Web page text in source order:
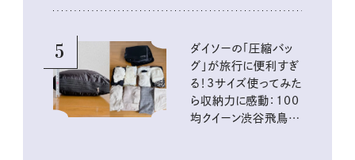
5
ダイソーの「圧縮バッ
グ」が旅行に便利すぎ
る！3サイズ使ってみた
ら収納力に感動：100
均クイーン渋谷飛鳥の